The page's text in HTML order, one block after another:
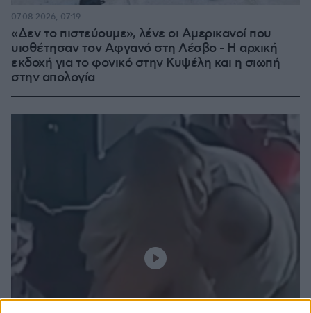
«Δεν το πιστεύουμε», λένε οι Αμερικανοί που
υιοθέτησαν τον Αφγανό στη Λέσβο - Η αρχική
εκδοχή για το φονικό στην Κυψέλη και η σιωπή
στην απολογία
07.08.2026, 07:19